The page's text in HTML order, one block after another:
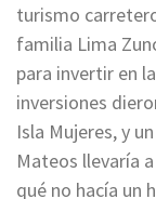
turismo
familia Lima
para invertir en
inversiones
Isla Mujeres, y
Mateos llevaría
qué no hacía un